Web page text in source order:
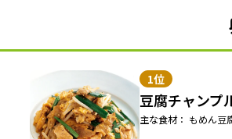
1位
豆腐チャンプ
主な食材： もめん豆